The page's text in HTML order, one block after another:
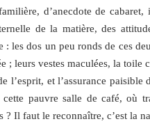
d’anecdote de
de la matière, des
: les dos un peu ronds de ces
; leurs vestes maculées, la toile
l’esprit, et l’assurance
cette pauvre salle de café, où
? Il faut le reconnaître, c’est la